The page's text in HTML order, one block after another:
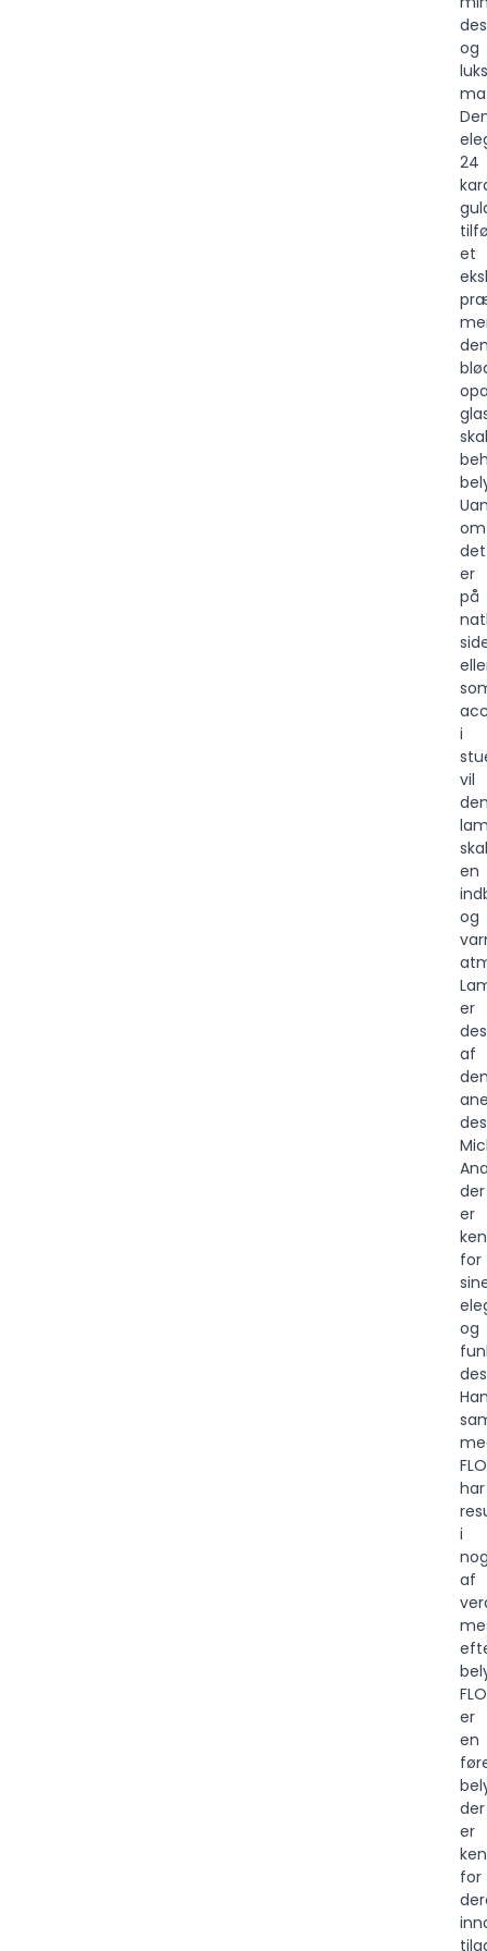
og
24
et
om
det
er
på
i
vil
en
og
er
af
der
er
for
og
har
i
af
er
en
der
er
for